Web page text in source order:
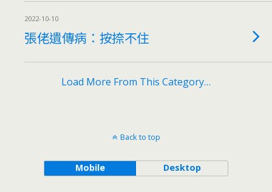
2022-10-10
張佬遺傳病：按捺不住
Load More From This Category…
Back to top
Mobile Desktop